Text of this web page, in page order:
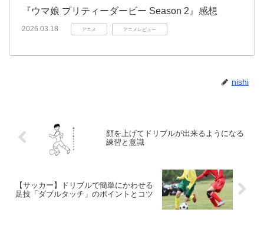
『ウマ娘 プリティーダービー Season 2』感想
2026.03.18 アニメ アニメレビュー
nishi
顔を上げてドリブルが出来るようになる
練習と意識
【サッカー】ドリブルで簡単にかわせる
足技「ダブルタッチ」のポイントとコツ